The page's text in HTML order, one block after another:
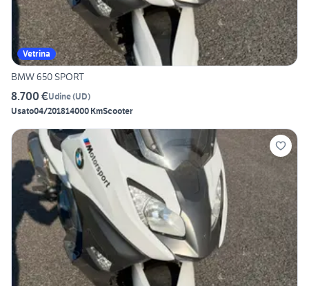
Vetrina
BMW 650 SPORT
8.700 €Udine(UD)
Usato04/201814000 KmScooter